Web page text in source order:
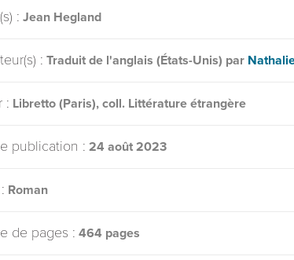
: Jean Hegland
: Traduit de l'anglais (États-Unis) par
: Libretto (Paris), coll. Littérature étrangère
publication : 24 août 2023
Roman
de pages : 464 pages